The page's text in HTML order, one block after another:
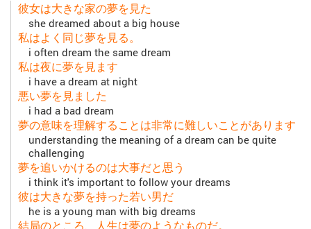
彼女は大きな家の夢を見た
she dreamed about a big house
私はよく同じ夢を見る。
i often dream the same dream
私は夜に夢を見ます
i have a dream at night
悪い夢を見ました
i had a bad dream
夢の意味を理解することは非常に難しいことがあります
understanding the meaning of a dream can be quite
challenging
夢を追いかけるのは大事だと思う
i think it's important to follow your dreams
彼は大きな夢を持った若い男だ
he is a young man with big dreams
結局のところ、人生は夢のようなものだ。